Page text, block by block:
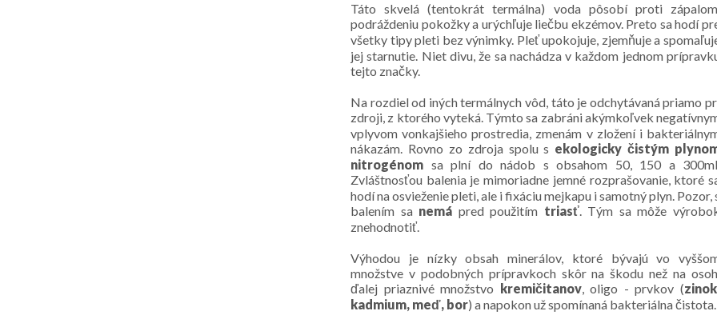
Táto skvelá (tentokrát termálna) voda pôsobí proti
podráždeniu pokožky a urýchľuje liečbu ekzémov. Preto sa hodí
všetky tipy pleti bez výnimky. Pleť upokojuje, zjemňuje a
jej starnutie. Niet divu, že sa nachádza v každom jednom
tejto značky.
Na rozdiel od iných termálnych vôd, táto je odchytávaná priamo
zdroji, z ktorého vyteká. Týmto sa zabráni akýmkoľvek
vplyvom vonkajšieho prostredia, zmenám v zložení i
nákazám. Rovno zo zdroja spolu s ekologicky čistým
nitrogénom sa plní do nádob s obsahom 50, 150 a
Zvláštnosťou balenia je mimoriadne jemné rozprašovanie, ktoré
hodí na osvieženie pleti, ale i fixáciu mejkapu i samotný plyn. Pozor,
balením sa nemá pred použitím triasť. Tým sa môže
znehodnotiť.
Výhodou je nízky obsah minerálov, ktoré bývajú vo
množstve v podobných prípravkoch skôr na škodu než na
ďalej priaznivé množstvo kremičitanov, oligo - prvkov (
kadmium, meď, bor) a napokon už spomínaná bakteriálna čistota.